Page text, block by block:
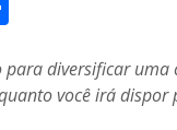
m
p
diversificar
você irá